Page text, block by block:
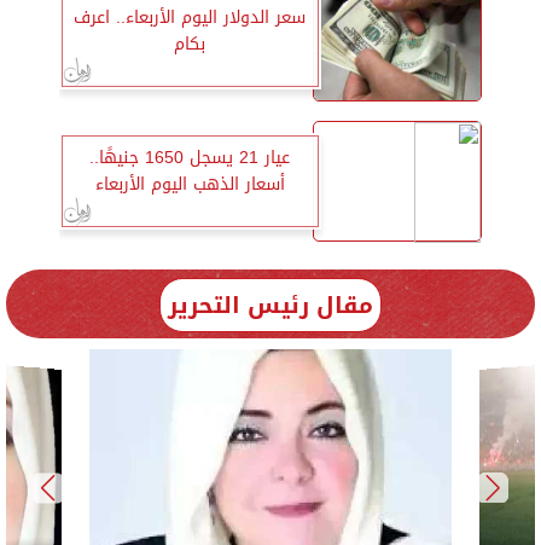
سعر الدولار اليوم الأربعاء.. اعرف
بكام
عيار 21 يسجل 1650 جنيهًا..
أسعار الذهب اليوم الأربعاء
مقال رئيس التحرير